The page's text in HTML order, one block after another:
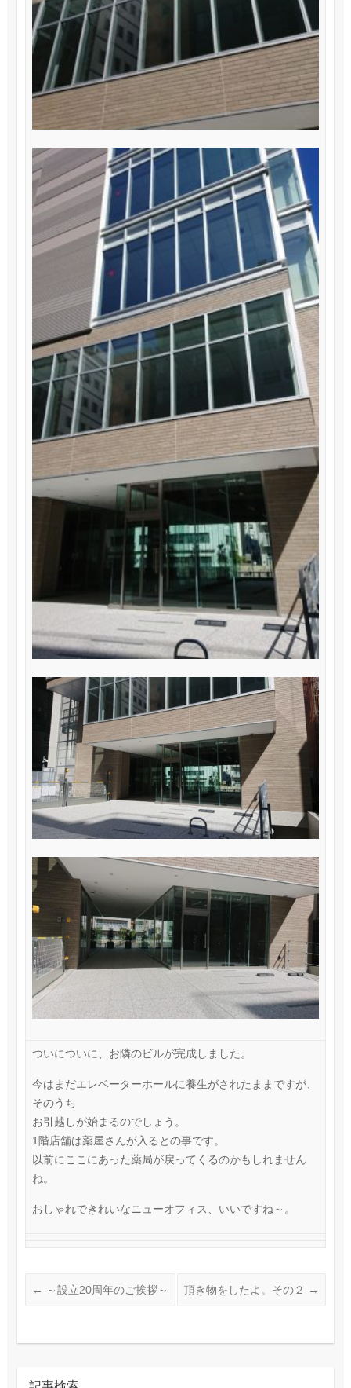
ついについに、お隣のビルが完成しました。
今はまだエレベーターホールに養生がされたままですが、
そのうち
お引越しが始まるのでしょう。
1階店舗は薬屋さんが入るとの事です。
以前にここにあった薬局が戻ってくるのかもしれません
ね。
おしゃれできれいなニューオフィス、いいですね～。
← ～設立20周年のご挨拶～ 頂き物をしたよ。その２ →